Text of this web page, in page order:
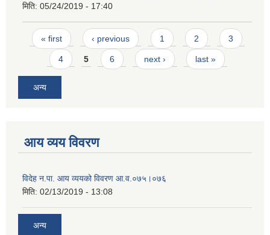
मिति: 05/24/2019 - 17:40
Pages
« first ‹ previous 1 2 3
4 5 6 next › last »
अन्य
आय व्यय विवरण
विदेह न.पा. आय व्ययको विवरण आ.व.०७५।०७६
मिति: 02/13/2019 - 13:08
अन्य